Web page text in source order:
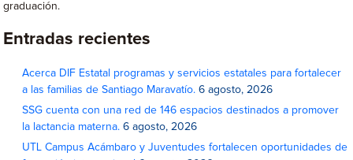
graduación.
Entradas recientes
Acerca DIF Estatal programas y servicios estatales para fortalecer
a las familias de Santiago Maravatío. 6 agosto, 2026
SSG cuenta con una red de 146 espacios destinados a promover
la lactancia materna. 6 agosto, 2026
UTL Campus Acámbaro y Juventudes fortalecen oportunidades de